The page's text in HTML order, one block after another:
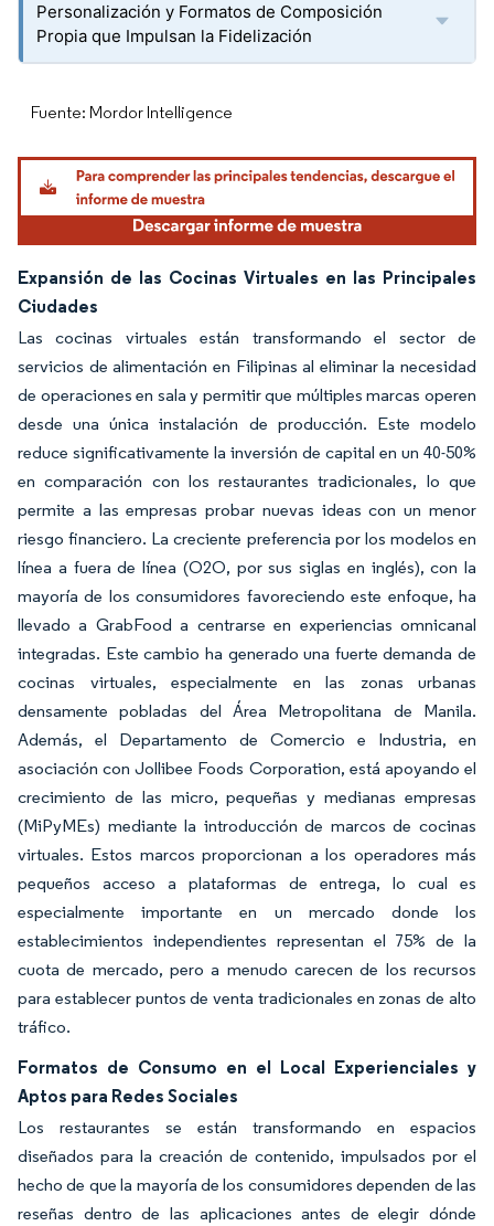
Personalización y Formatos de Composición
Propia que Impulsan la Fidelización
Fuente: Mordor Intelligence
Expansión de las Cocinas Virtuales en las Principales
Ciudades
Las cocinas virtuales están transformando el sector de
servicios de alimentación en Filipinas al eliminar la necesidad
de operaciones en sala y permitir que múltiples marcas operen
desde una única instalación de producción. Este modelo
reduce significativamente la inversión de capital en un 40-50%
en comparación con los restaurantes tradicionales, lo que
permite a las empresas probar nuevas ideas con un menor
riesgo financiero. La creciente preferencia por los modelos en
línea a fuera de línea (O2O, por sus siglas en inglés), con la
mayoría de los consumidores favoreciendo este enfoque, ha
llevado a GrabFood a centrarse en experiencias omnicanal
integradas. Este cambio ha generado una fuerte demanda de
cocinas virtuales, especialmente en las zonas urbanas
densamente pobladas del Área Metropolitana de Manila.
Además, el Departamento de Comercio e Industria, en
asociación con Jollibee Foods Corporation, está apoyando el
crecimiento de las micro, pequeñas y medianas empresas
(MiPyMEs) mediante la introducción de marcos de cocinas
virtuales. Estos marcos proporcionan a los operadores más
pequeños acceso a plataformas de entrega, lo cual es
especialmente importante en un mercado donde los
establecimientos independientes representan el 75% de la
cuota de mercado, pero a menudo carecen de los recursos
para establecer puntos de venta tradicionales en zonas de alto
tráfico.
Formatos de Consumo en el Local Experienciales y
Aptos para Redes Sociales
Los restaurantes se están transformando en espacios
diseñados para la creación de contenido, impulsados por el
hecho de que la mayoría de los consumidores dependen de las
reseñas dentro de las aplicaciones antes de elegir dónde